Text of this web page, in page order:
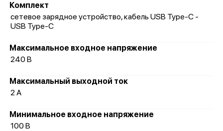
Комплект
сетевое зарядное устройство, кабель USB Type-C -
USB Type-C
Максимальное входное напряжение
240 В
Максимальный выходной ток
2 А
Минимальное входное напряжение
100 В